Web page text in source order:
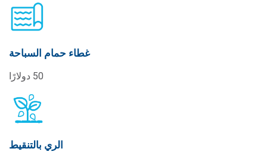
غطاء حمام السباحة
50 دولارًا
الري بالتنقيط